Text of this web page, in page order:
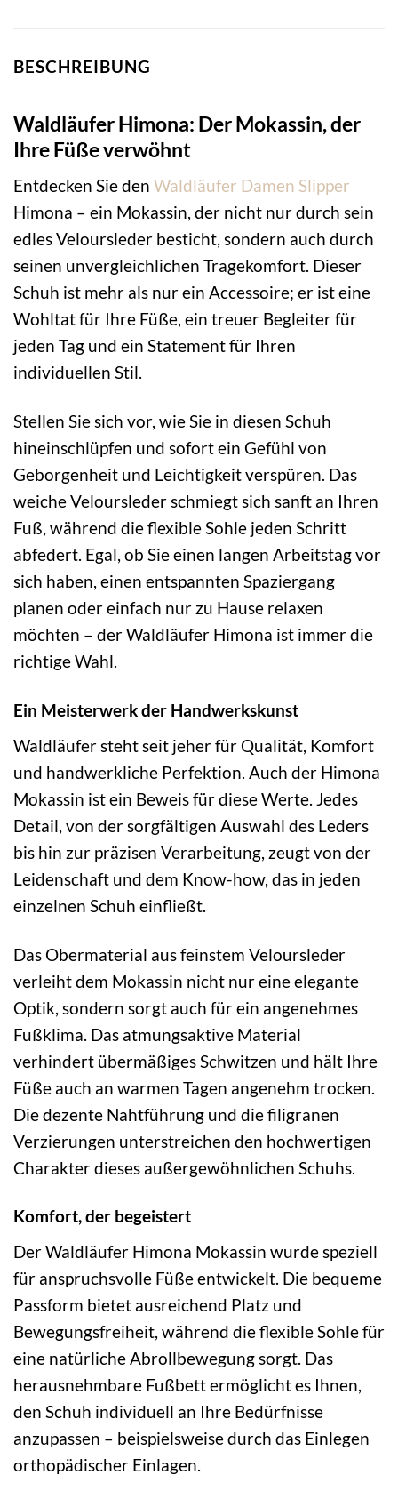
BESCHREIBUNG
Waldläufer Himona: Der Mokassin, der
Ihre Füße verwöhnt
Entdecken Sie den Waldläufer Damen Slipper
Himona – ein Mokassin, der nicht nur durch sein
edles Veloursleder besticht, sondern auch durch
seinen unvergleichlichen Tragekomfort. Dieser
Schuh ist mehr als nur ein Accessoire; er ist eine
Wohltat für Ihre Füße, ein treuer Begleiter für
jeden Tag und ein Statement für Ihren
individuellen Stil.
Stellen Sie sich vor, wie Sie in diesen Schuh
hineinschlüpfen und sofort ein Gefühl von
Geborgenheit und Leichtigkeit verspüren. Das
weiche Veloursleder schmiegt sich sanft an Ihren
Fuß, während die flexible Sohle jeden Schritt
abfedert. Egal, ob Sie einen langen Arbeitstag vor
sich haben, einen entspannten Spaziergang
planen oder einfach nur zu Hause relaxen
möchten – der Waldläufer Himona ist immer die
richtige Wahl.
Ein Meisterwerk der Handwerkskunst
Waldläufer steht seit jeher für Qualität, Komfort
und handwerkliche Perfektion. Auch der Himona
Mokassin ist ein Beweis für diese Werte. Jedes
Detail, von der sorgfältigen Auswahl des Leders
bis hin zur präzisen Verarbeitung, zeugt von der
Leidenschaft und dem Know-how, das in jeden
einzelnen Schuh einfließt.
Das Obermaterial aus feinstem Veloursleder
verleiht dem Mokassin nicht nur eine elegante
Optik, sondern sorgt auch für ein angenehmes
Fußklima. Das atmungsaktive Material
verhindert übermäßiges Schwitzen und hält Ihre
Füße auch an warmen Tagen angenehm trocken.
Die dezente Nahtführung und die filigranen
Verzierungen unterstreichen den hochwertigen
Charakter dieses außergewöhnlichen Schuhs.
Komfort, der begeistert
Der Waldläufer Himona Mokassin wurde speziell
für anspruchsvolle Füße entwickelt. Die bequeme
Passform bietet ausreichend Platz und
Bewegungsfreiheit, während die flexible Sohle für
eine natürliche Abrollbewegung sorgt. Das
herausnehmbare Fußbett ermöglicht es Ihnen,
den Schuh individuell an Ihre Bedürfnisse
anzupassen – beispielsweise durch das Einlegen
orthopädischer Einlagen.